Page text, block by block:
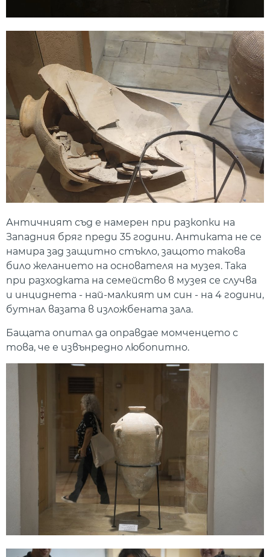
Античният съд е намерен при разкопки на
Западния бряг преди 35 години. Антиката не се
намира зад защитно стъкло, защото такова
било желанието на основателя на музея. Така
при разходката на семейство в музея се случва
и инциднета - най-малкият им син - на 4 години,
бутнал вазата в изложбената зала.
Бащата опитал да оправдае момченцето с
това, че е извънредно любопитно.